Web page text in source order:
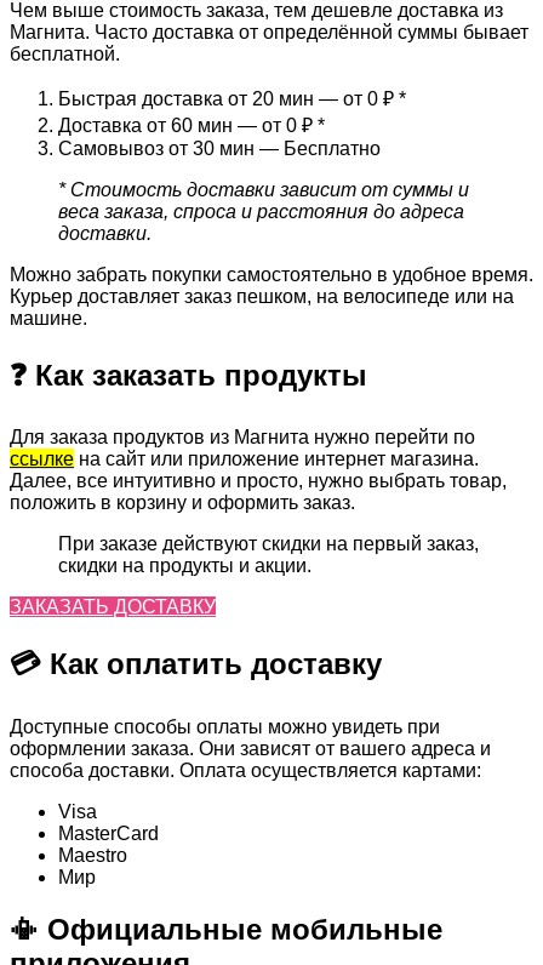
Чем выше стоимость заказа, тем дешевле доставка из
Магнита. Часто доставка от определённой суммы бывает
бесплатной.
Быстрая доставка от 20 мин — от 0 ₽ *
Доставка от 60 мин — от 0 ₽ *
Самовывоз от 30 мин — Бесплатно
* Стоимость доставки зависит от суммы и
веса заказа, спроса и расстояния до адреса
доставки.
Можно забрать покупки самостоятельно в удобное время.
Курьер доставляет заказ пешком, на велосипеде или на
машине.
❓ Как заказать продукты
Для заказа продуктов из Магнита нужно перейти по
ссылке на сайт или приложение интернет магазина.
Далее, все интуитивно и просто, нужно выбрать товар,
положить в корзину и оформить заказ.
При заказе действуют скидки на первый заказ,
скидки на продукты и акции.
ЗАКАЗАТЬ ДОСТАВКУ
💳 Как оплатить доставку
Доступные способы оплаты можно увидеть при
оформлении заказа. Они зависят от вашего адреса и
способа доставки. Оплата осуществляется картами:
Visa
MasterСard
Maestro
Мир
📳 Официальные мобильные